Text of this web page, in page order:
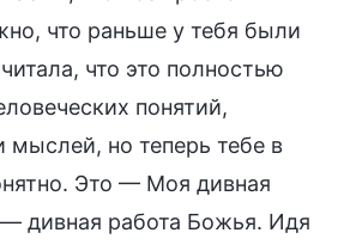
что раньше у тебя были
что это полностью
понятий,
мыслей, но теперь тебе в
Это — Моя дивная
дивная работа Божья. Идя